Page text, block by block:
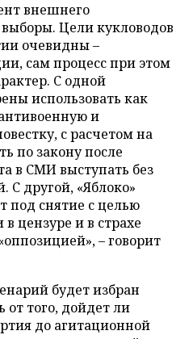
внешнего
Цели кукловодов
очевидны –
сам процесс при этом
С одной
использовать как
и
с расчетом на
по закону после
в СМИ выступать без
С другой, «Яблоко»
под снятие с целью
цензуре и в страхе
– говорит
будет избран
от того, дойдет ли
до агитационной